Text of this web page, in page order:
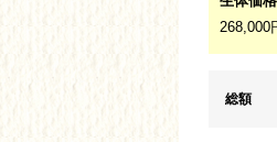
268,000
総額